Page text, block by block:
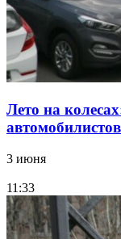
Лето на
3 июня
11:33